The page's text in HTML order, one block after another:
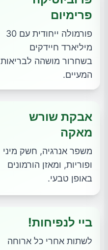
פרימיום
פורמולה ייחודית עם 30
מיליארד חיידקים
בשחרור מושהה לבריאות
המעיים.
אבקת שורש
מאקה
משפר אנרגיה, חשק מיני
ופוריות, ומאזן הורמונים
באופן טבעי.
ביי לנפיחות!
לשתות אחרי כל ארוחה